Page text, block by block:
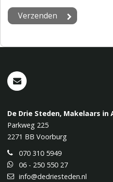
De Drie Steden, Makelaars in
Parkweg 225
2271 BB Voorburg
070 310 5949
06 - 250 550 27
info@dedriesteden.nl